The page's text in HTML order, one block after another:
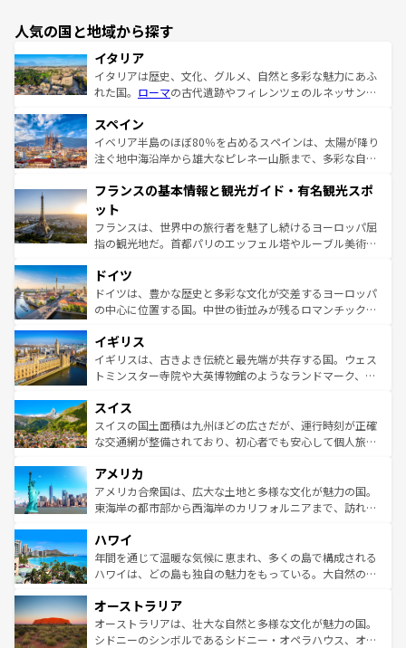
人気の国と地域から探す
イタリア
イタリアは歴史、文化、グルメ、自然と多彩な魅力にあふ
れた国。 ローマの古代遺跡やフィレンツェのルネッサンス
ろん、トスカーナの美しい田園風景やアマルフィ海岸の絶
景など、自然景観も見逃せない。観光の合間には、本場の
ピザやパスタなど、絶品のイタリア料理を堪能することも
ませてくれるイタリアで、忘れられない旅をしてみよう！
なお、新着のイタリア情報は
しい。
スペイン
イベリア半島のほぼ80％を占めるスペインは、太陽が降り
注ぐ地中海沿岸から雄大なピレネー山脈まで、多彩な自然
文化が根付くこの国では、情熱的なフラメンコ、熱気あふ
れる闘牛、そして美味しいタパスが生活の一部となってい
る。首都マドリードの洗練された雰囲気や、バルセロナの
アートに溢れた街角から、地方では古代ローマ遺跡や中世
せる。地方によって風土や気候が異なるスペインはその個
性で訪れる人を魅了する。 なお、新着のスペイン情報は コ
ンテンツ一覧を参照してほしい。
フランスの基本情報と観光ガイド・有名観光スポ
ット
フランスは、世界中の旅行者を魅了し続けるヨーロッパ屈
指の観光地だ。首都パリのエッフェル塔やルーブル美術館
で、幅広い魅力が詰まっている。華麗な宮殿、歴史的な大
聖堂、美しいビーチ、そして豊かな自然が、訪れる者を心
から魅了する。また、フランスは美食の国としても知ら
いる。シャンパンの発祥地であるランス、プロヴァンスの
香り高いラベンダー畑など、多彩な楽しみ方が可能だ。さ
らに、パリ以外の地域にも魅力が溢れており、どの街角に
れる地方に足を運ぶとそれぞれで全く異なる文化を体験で
きるだろう。 なお、新着のフランス情報はコンテンツ一覧
を参照してほしい。
ドイツ
ドイツは、豊かな歴史と多彩な文化が交差するヨーロッパ
の中心に位置する国。中世の街並みが残るロマンチック街
顔を持つこの国は、どこを歩いても飽きることがない。ベ
ルリンの文化的活気、バイエルン州のアルプスの絶景、そ
してライン川沿いのワイン畑といった風景は必見。ビール
は、お酒好きな人にはぜひ体験してほしい。 なお、新着の
ドイツ情報はコンテンツ一覧を参照してほしい。
イギリス
イギリスは、古きよき伝統と最先端が共存する国。ウェス
トミンスター寺院や大英博物館のようなランドマーク、歴
リアごとに異なる魅力がある。また、優雅なアフタヌーン
ティー、ビール好きにはたまらない英国パブ、サッカー観
戦など、本場だからこそできる体験も豊富。イギリスを旅
ンツ一覧を参照してほしい。
スイス
スイスの国土面積は九州ほどの広さだが、運行時刻が正確
な交通網が整備されており、初心者でも安心して個人旅行
の建物がそのまま残る町や、スイスならではのユニークな
博物館もあり、アルプス観光だけでなく町歩きも満喫する
ことができる。国民の所得が高いため物価も高いが、旅行
ば市内交通費無料で観光を楽しむこともできる。 なお、新
着のスイス情報はコンテンツ一覧 を参照してほしい。
アメリカ
アメリカ合衆国は、広大な土地と多様な文化が魅力の国。
東海岸の都市部から西海岸のカリフォルニアまで、訪れる
のような巨大都市は、観光、ショッピング、エンターテイ
ンメントが詰まった刺激的なスポットだ。一方、アメリカ
西部には大自然が広がり、グランドキャニオンやイエロー
部のニューオーリンズでは、音楽と美食が融合した独特の
文化が魅力。旅行者はアメリカの各地域で異なる魅力を楽
しみながら、その多様性と豊かな歴史を感じることができ
ハワイ
年間を通じて温暖な気候に恵まれ、多くの島で構成される
ハワイは、どの島も独自の魅力をもっている。大自然の神
ワイ島は見逃せない。また、定番の観光地といえばオアフ
島だが、静かな自然を求めるならマウイ島やカウアイ島が
おすすめ。エメラルドグリーンに輝く海をはじめ、豊かな
オーストラリア
オーストラリアは、壮大な自然と多様な文化が魅力の国。
シドニーのシンボルであるシドニー・オペラハウス、オー